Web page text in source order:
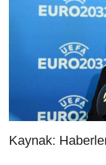
Kaynak: